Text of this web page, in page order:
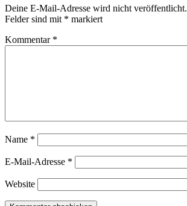
Deine E-Mail-Adresse wird nicht veröffentlicht.
Felder sind mit * markiert
Kommentar *
Name *
E-Mail-Adresse *
Website